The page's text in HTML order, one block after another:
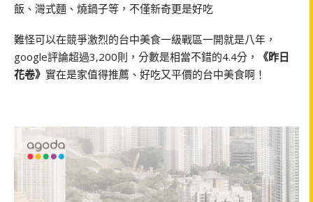
飯、灣式麵、燒鍋子等，不僅新奇更是好吃
難怪可以在競爭激烈的台中美食一級戰區一開就是八年，
google評論超過3,200則，分數是相當不錯的4.4分，
《昨日
花卷》 實在是家值得推薦、好吃又平價的台中美食啊！